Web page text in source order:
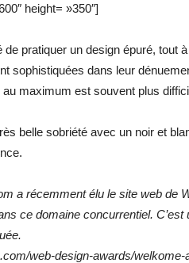
height= »350″]
pratiquer un design épuré, tout
sophistiquées dans leur
maximum est souvent plus
belle sobriété avec un noir et
a récemment élu le site web de
ce domaine concurrentiel.
web-design-awards/welkome-